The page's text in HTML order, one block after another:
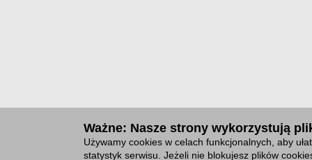
Ważne: Nasze strony wykorzystują
Używamy cookies w celach funkcjonalnych, aby
statystyk serwisu. Jeżeli nie blokujesz plików